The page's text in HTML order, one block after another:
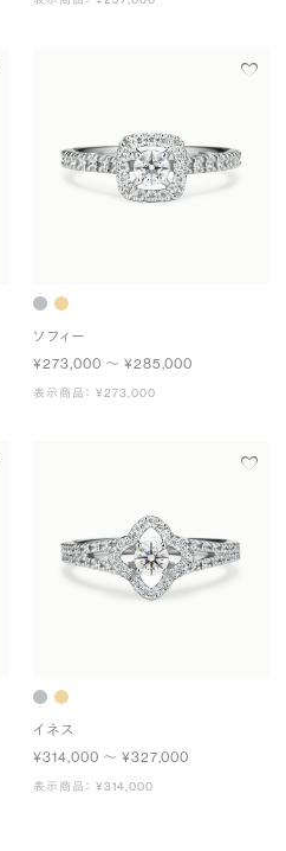
ソフィー
¥273,000 〜 ¥285,000
表示商品： ¥273,000
イネス
¥314,000 〜 ¥327,000
表示商品： ¥314,000